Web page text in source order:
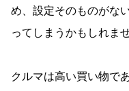
め、設定そのものがな
ってしまうかもしれませ
クルマは高い買い物で